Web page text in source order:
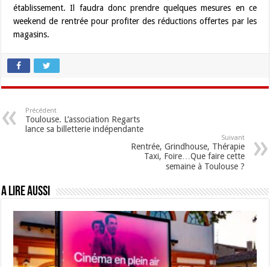
établissement. Il faudra donc prendre quelques mesures en ce
weekend de rentrée pour profiter des réductions offertes par les
magasins.
Précédent
Toulouse. L’association Regarts
lance sa billetterie indépendante
Suivant
Rentrée, Grindhouse, Thérapie
Taxi, Foire…Que faire cette
semaine à Toulouse ?
A lire aussi